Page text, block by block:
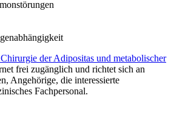
der Adipositas und metabolischer
frei zugänglich und richtet sich an
Angehörige, die interessierte
Fachpersonal.